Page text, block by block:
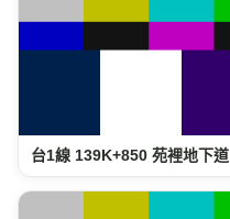
台1線 139K+850 苑裡地下道